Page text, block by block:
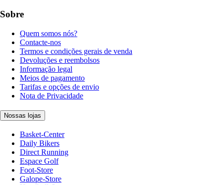
Sobre
Quem somos nós?
Contacte-nos
Termos e condições gerais de venda
Devoluções e reembolsos
Informação legal
Meios de pagamento
Tarifas e opções de envio
Nota de Privacidade
Nossas lojas
Basket-Center
Daily Bikers
Direct Running
Espace Golf
Foot-Store
Galope-Store